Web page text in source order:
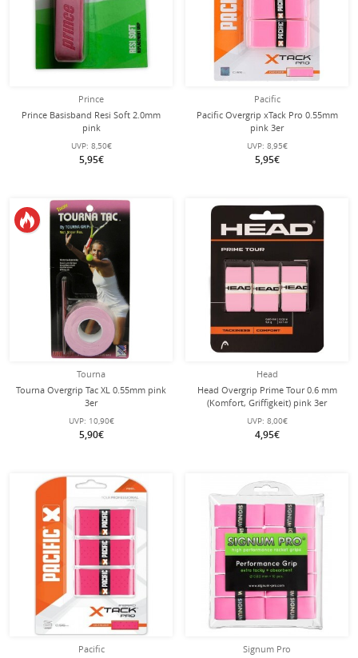
Prince
Prince Basisband Resi Soft 2.0mm
pink
UVP: 8,50€
5,95€
Pacific
Pacific Overgrip xTack Pro 0.55mm
pink 3er
UVP: 8,95€
5,95€
Tourna
Tourna Overgrip Tac XL 0.55mm pink
3er
UVP: 10,90€
5,90€
Head
Head Overgrip Prime Tour 0.6 mm
(Komfort, Griffigkeit) pink 3er
UVP: 8,00€
4,95€
Pacific
Signum Pro